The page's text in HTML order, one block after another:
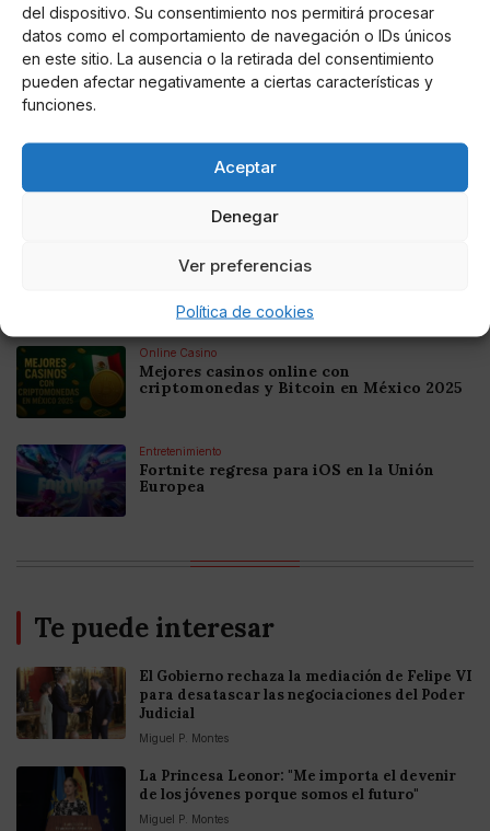
del dispositivo. Su consentimiento nos permitirá procesar
datos como el comportamiento de navegación o IDs únicos
en este sitio. La ausencia o la retirada del consentimiento
pueden afectar negativamente a ciertas características y
funciones.
Aceptar
Denegar
Ver preferencias
Política de cookies
Miguel P. Montes
Noticias relacionadas
Mejores Cripto Casinos Online en
Colombia 2025: Bitcoin Casinos
Mejores Casinos Online con Bitcoin y
Online Casino
Mejores casinos online con
criptomonedas y Bitcoin en México 2025
Entretenimiento
Fortnite regresa para iOS en la Unión
Europea
Te puede interesar
El Gobierno rechaza la mediación de Felipe VI
para desatascar las negociaciones del Poder
Judicial
Miguel P. Montes
La Princesa Leonor: "Me importa el devenir
de los jóvenes porque somos el futuro"
Miguel P. Montes